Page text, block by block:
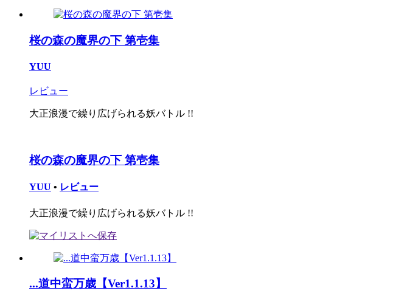
桜の森の魔界の下 第壱集
YUU
レビュー
大正浪漫で繰り広げられる妖バトル !!
桜の森の魔界の下 第壱集
YUU • レビュー
大正浪漫で繰り広げられる妖バトル !!
...道中蛮万歳【Ver1.1.13】